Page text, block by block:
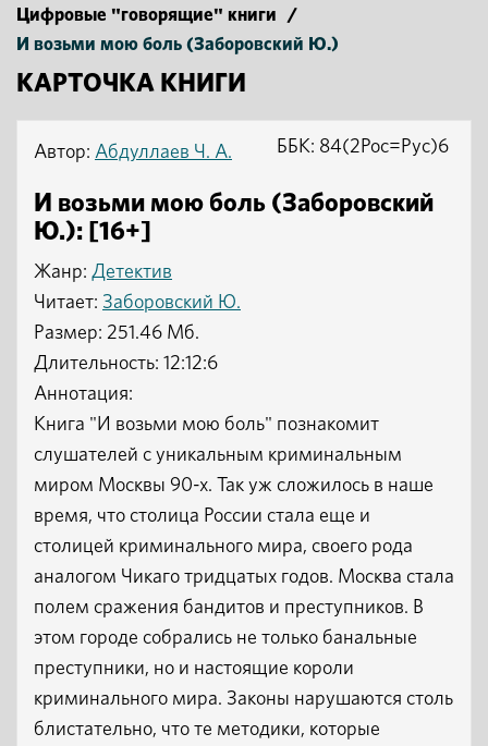
Цифровые "говорящие" книги
/
И возьми мою боль (Заборовский Ю.)
КАРТОЧКА КНИГИ
Автор: Абдуллаев Ч. А.
И возьми мою боль (Заборовский
Ю.): [16+]
Жанр: Детектив
Читает: Заборовский Ю.
ББК: 84(2Рос=Рус)6
Размер: 251.46 Мб.
Длительность: 12:12:6
Аннотация:
Книга "И возьми мою боль" познакомит
слушателей с уникальным криминальным
миром Москвы 90-х. Так уж сложилось в наше
время, что столица России стала еще и
столицей криминального мира, своего рода
аналогом Чикаго тридцатых годов. Москва стала
полем сражения бандитов и преступников. В
этом городе собрались не только банальные
преступники, но и настоящие короли
криминального мира. Законы нарушаются столь
блистательно, что те методики, которые